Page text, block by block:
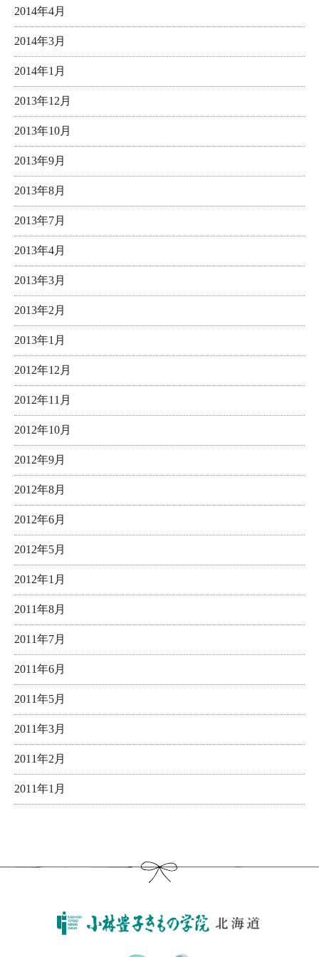
2014年4月
2014年3月
2014年1月
2013年12月
2013年10月
2013年9月
2013年8月
2013年7月
2013年4月
2013年3月
2013年2月
2013年1月
2012年12月
2012年11月
2012年10月
2012年9月
2012年8月
2012年6月
2012年5月
2012年1月
2011年8月
2011年7月
2011年6月
2011年5月
2011年3月
2011年2月
2011年1月